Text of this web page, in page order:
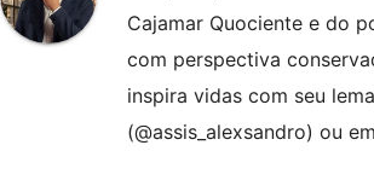
Cajamar Quociente e do
com perspectiva
inspira vidas com seu
(@assis_alexsandro) ou